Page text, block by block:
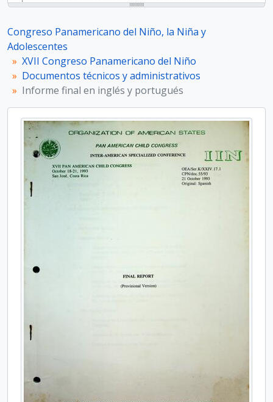
CPN.0 - Documentación Asociada al Congreso Panamericano del Niño, la Niña y Adolescentes
Congreso Panamericano del Niño, la Niña y
Adolescentes
XVII Congreso Panamericano del Niño
Documentos técnicos y administrativos
Informe final en inglés y portugués